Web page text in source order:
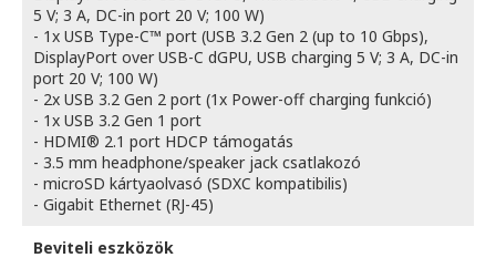
5 V; 3 A, DC-in port 20 V; 100 W)
- 1x USB Type-C™ port (USB 3.2 Gen 2 (up to 10 Gbps),
DisplayPort over USB-C dGPU, USB charging 5 V; 3 A, DC-in
port 20 V; 100 W)
- 2x USB 3.2 Gen 2 port (1x Power-off charging funkció)
- 1x USB 3.2 Gen 1 port
- HDMI® 2.1 port HDCP támogatás
- 3.5 mm headphone/speaker jack csatlakozó
- microSD kártyaolvasó (SDXC kompatibilis)
- Gigabit Ethernet (RJ-45)
Beviteli eszközök